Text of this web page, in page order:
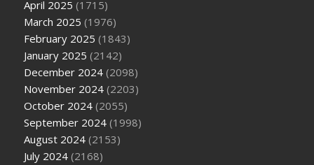
April 2025 (1715)
March 2025 (1976)
February 2025 (1843)
January 2025 (2142)
December 2024 (2098)
November 2024 (2203)
October 2024 (2055)
September 2024 (1998)
August 2024 (2153)
July 2024 (2168)